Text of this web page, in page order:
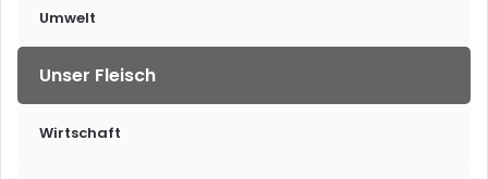
Umwelt
Unser Fleisch
Wirtschaft